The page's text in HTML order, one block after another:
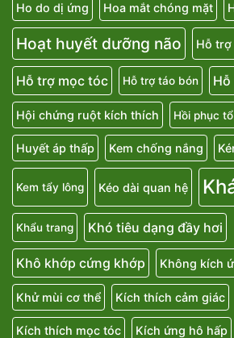
Ho do dị ứng Hoa mắt chóng mặt
Hoạt huyết dưỡng não Hỗ trợ
Hỗ trợ mọc tóc Hỗ trợ táo bón
Hội chứng ruột kích thích Hồi phục
Huyết áp thấp Kem chống nắng
Kem tẩy lông Kéo dài quan hệ
Khẩu trang Khó tiêu dạng đầy hơi
Khô khớp cứng khớp Không kích
Khử mùi cơ thể Kích thích cảm giác
Kích thích mọc tóc Kích ứng hô hấp